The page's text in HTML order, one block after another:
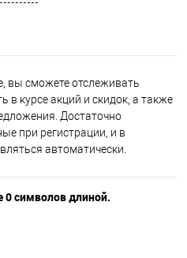
вы сможете отслеживать
в курсе акций и скидок, а также
Достаточно
при регистрации, и в
автоматически.
0 символов длиной.